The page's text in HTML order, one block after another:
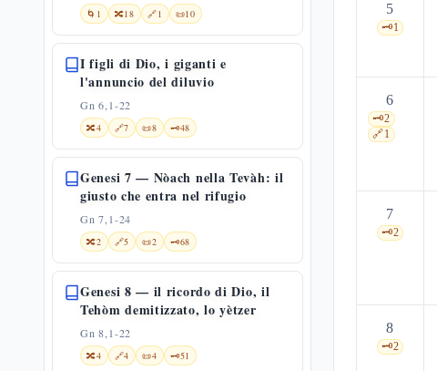
🌀 1 🔀18 🔗1 📜10
I figli di Dio, i giganti e
l'annuncio del diluvio
Gn 6,1-22
🔀4 🔗7 📜8 🗝️48
Genesi 7 — Nòach nella Tevàh: il
giusto che entra nel rifugio
Gn 7,1-24
🔀2 🔗5 📜2 🗝️68
Genesi 8 — il ricordo di Dio, il
Tehòm demitizzato, lo yètzer
Gn 8,1-22
🔀4 🔗4 📜4 🗝️51
5
🗝️1
6
🗝️2
🔗1
7
🗝️2
8
🗝️2